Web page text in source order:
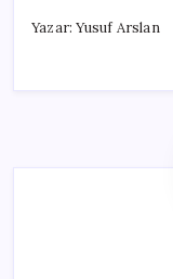
Yazar: Yusuf Arslan